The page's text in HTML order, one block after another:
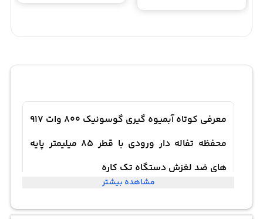
معرفی کوتاه آبمیوه گیری گوسونیک 800 وات 917
محفظه تفاله دار ورودی با قطر 85 میلیمتر پایه
های ضد لغزش دستگاه تک کاره
مشاهده بیشتر